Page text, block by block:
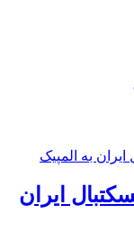
ایران